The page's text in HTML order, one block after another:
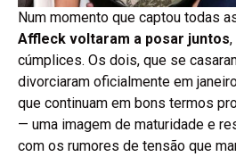
Num momento que captou todas
Affleck voltaram a posar juntos
cúmplices. Os dois, que se
divorciaram oficialmente em
que continuam em bons termos
— uma imagem de maturidade e
com os rumores de tensão que